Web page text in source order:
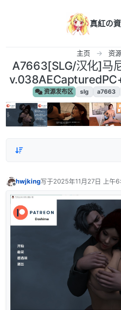
真紅の
主页 资
A7663[SLG/汉化]马
资源发布区 slg a7663
hwjking写于2025年11月27日 上午
最后由 编辑